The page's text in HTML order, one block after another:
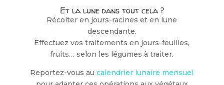
Et la lune dans tout cela ?
Récolter en jours-racines et en lune
descendante.
Effectuez vos traitements en jours-feuilles,
fruits… selon les légumes à traiter.
Reportez-vous aucalendrier ­lunaire mensuel